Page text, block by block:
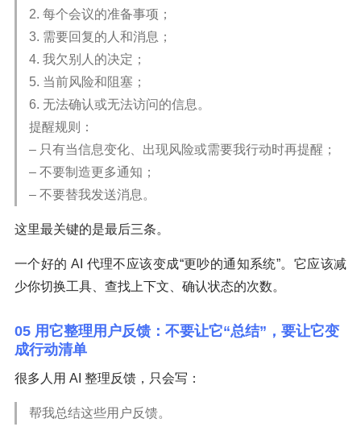
2. 每个会议的准备事项；
3. 需要回复的人和消息；
4. 我欠别人的决定；
5. 当前风险和阻塞；
6. 无法确认或无法访问的信息。
提醒规则：
– 只有当信息变化、出现风险或需要我行动时再提醒；
– 不要制造更多通知；
– 不要替我发送消息。
这里最关键的是最后三条。
一个好的 AI 代理不应该变成“更吵的通知系统”。它应该减
少你切换工具、查找上下文、确认状态的次数。
05 用它整理用户反馈：不要让它“总结”，要让它变
成行动清单
很多人用 AI 整理反馈，只会写：
帮我总结这些用户反馈。